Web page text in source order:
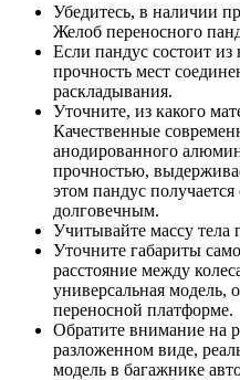
Убедитесь, в наличии
Желоб переносного
Если пандус состоит из
прочность мест
раскладывания.
Уточните, из какого
Качественные
анодированного
прочностью,
этом пандус
долговечным.
Учитывайте массу тела
Уточните габариты
расстояние между
универсальная модель,
переносной платформе.
Обратите внимание на
разложенном виде,
модель в багажнике